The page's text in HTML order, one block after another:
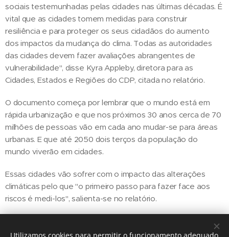
sociais testemunhadas pelas cidades nas últimas décadas. É
vital que as cidades tomem medidas para construir
resiliência e para proteger os seus cidadãos do aumento
dos impactos da mudança do clima. Todas as autoridades
das cidades devem fazer avaliações abrangentes de
vulnerabilidade", disse Kyra Appleby, diretora para as
Cidades, Estados e Regiões do CDP, citada no relatório.
O documento começa por lembrar que o mundo está em
rápida urbanização e que nos próximos 30 anos cerca de 70
milhões de pessoas vão em cada ano mudar-se para áreas
urbanas. E que até 2050 dois terços da população do
mundo viverão em cidades.
Essas cidades vão sofrer com o impacto das alterações
climáticas pelo que "o primeiro passo para fazer face aos
riscos é medi-los", salienta-se no relatório.